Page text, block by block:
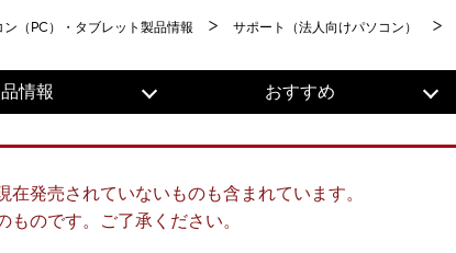
（PC）・タブレット製品情報 サポート（法人向けパソコン）
情報 おすすめ
発売されていないものも含まれています。
のです。ご了承ください。